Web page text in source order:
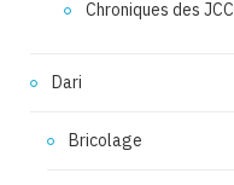
Chroniques des JCC
Dari
Bricolage